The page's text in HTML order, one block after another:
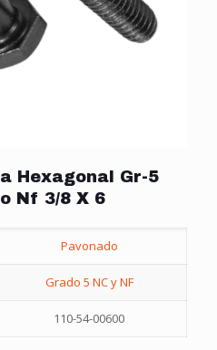
Hexagonal Gr-5
Nf 3/8 X 6
Pavonado
Grado 5 NC y NF
110-54-00600